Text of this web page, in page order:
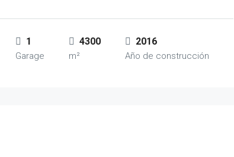
1
Garage
4300
m²
2016
Año de construcción